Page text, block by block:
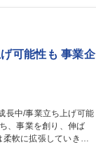
可能性も 事業企
軟に拡張していきま